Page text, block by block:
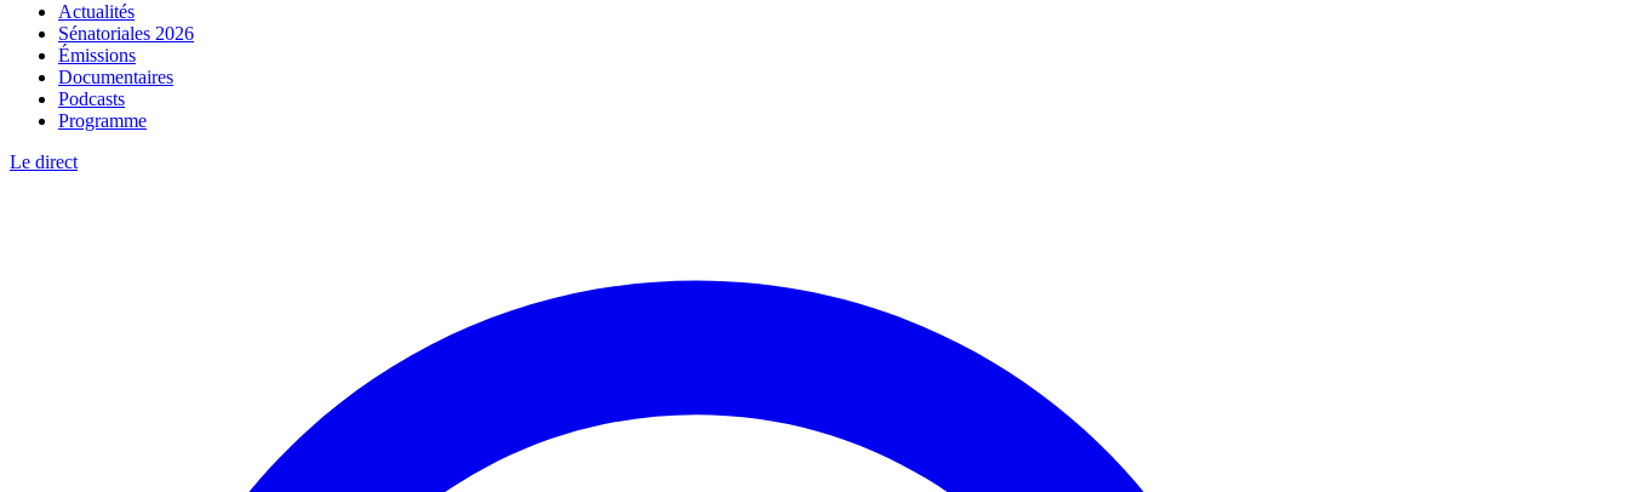
Actualités
Sénatoriales 2026
Émissions
Documentaires
Podcasts
Programme
Le direct